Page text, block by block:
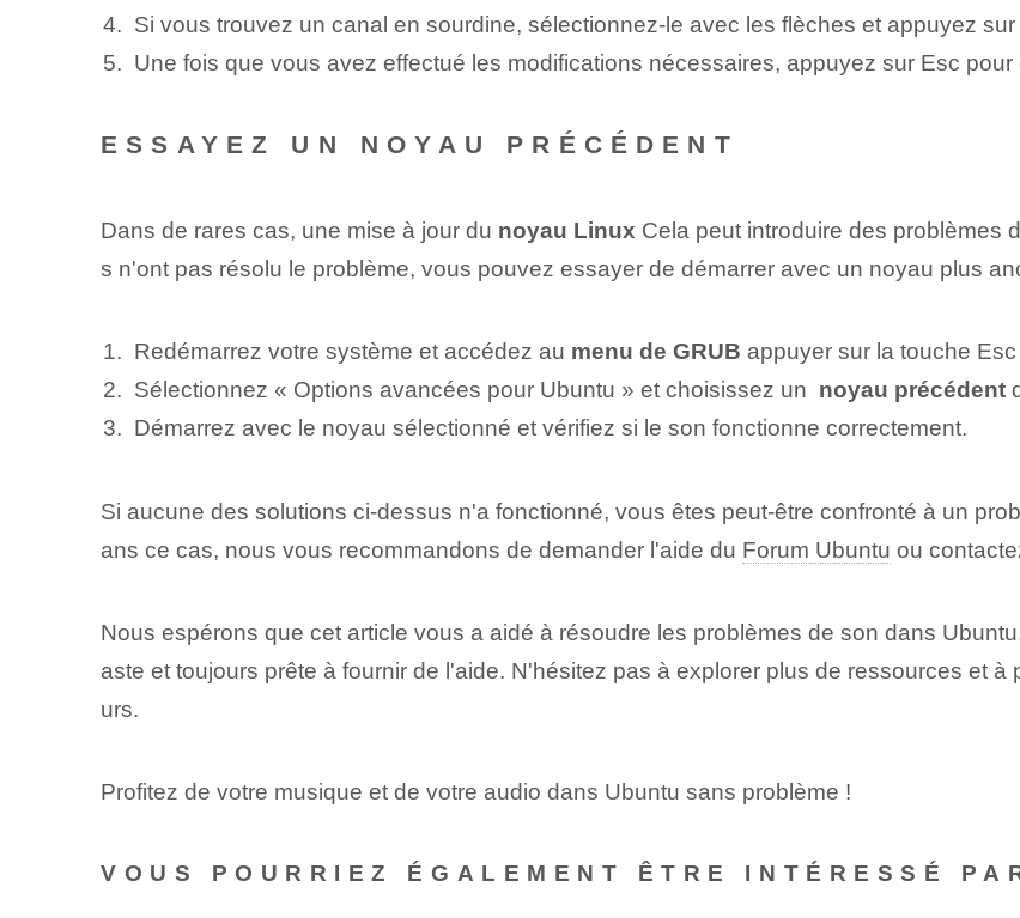
Si vous trouvez un canal en sourdine, sélectionnez-le avec les flèches et appuyez
Une fois que vous avez effectué les modifications nécessaires, appuyez sur Esc pour
ESSAYEZ UN NOYAU PRÉCÉDENT
Dans de rares cas, une mise à jour du noyau Linux Cela peut introduire des problèmes
s n'ont pas résolu le problème, vous pouvez essayer de démarrer avec un noyau plus
Redémarrez votre système et accédez au menu de GRUB appuyer sur la touche Esc
Sélectionnez « Options avancées pour Ubuntu » et ⁢choisissez un ​ noyau précédent
Démarrez⁤ avec le noyau sélectionné et vérifiez si le son fonctionne correctement.
Si aucune des solutions ci-dessus n'a fonctionné, vous êtes peut-être confronté à un
ans ce cas, nous vous recommandons de demander l'aide du Forum Ubuntu ou‌
Nous espérons que cet article vous a aidé à résoudre les problèmes de son dans
aste et toujours prête à fournir de l'aide. N'hésitez pas à explorer plus de ressources et
urs.
Profitez de votre musique et de votre audio dans Ubuntu sans problème !
VOUS POURRIEZ ÉGALEMENT ÊTRE INTÉRESSÉ